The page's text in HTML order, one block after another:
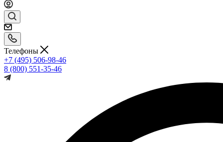
Телефоны
+7 (495) 506-98-46
8 (800) 551-35-46